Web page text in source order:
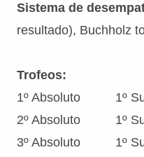
Sistema de
resultado), Buchholz
Trofeos:
1º Absoluto
1º
2º Absoluto
1º
3º Absoluto
1º